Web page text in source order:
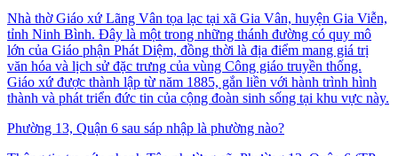
Nhà thờ Giáo xứ Lãng Vân tọa lạc tại xã Gia Vân, huyện Gia Viễn,
tỉnh Ninh Bình. Đây là một trong những thánh đường có quy mô
lớn của Giáo phận Phát Diệm, đồng thời là địa điểm mang giá trị
văn hóa và lịch sử đặc trưng của vùng Công giáo truyền thống.
Giáo xứ được thành lập từ năm 1885, gắn liền với hành trình hình
thành và phát triển đức tin của cộng đoàn sinh sống tại khu vực này.
Phường 13, Quận 6 sau sáp nhập là phường nào?